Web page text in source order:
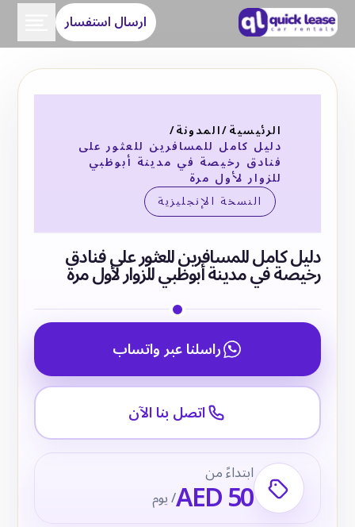
ارسال استفسار
الرئيسية/المدونة/
دليل كامل للمسافرين للعثور على
فنادق رخيصة في مدينة أبوظبي
للزوار لأول مرة
النسخة الإنجليزية
دليل كامل للمسافرين للعثور على فنادق
رخيصة في مدينة أبوظبي للزوار لأول مرة
راسلنا عبر واتساب
اتصل بنا الآن
ابتداءً من
AED 50/ يوم